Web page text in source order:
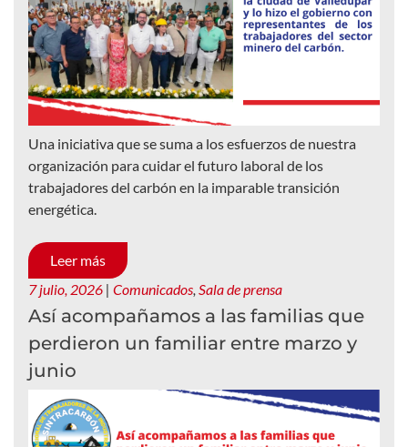
Una iniciativa que se suma a los esfuerzos de nuestra
organización para cuidar el futuro laboral de los
trabajadores del carbón en la imparable transición
energética.
Leer más
7 julio, 2026 | Comunicados, Sala de prensa
Así acompañamos a las familias que
perdieron un familiar entre marzo y
junio